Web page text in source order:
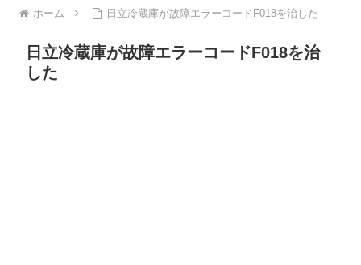
ホーム 日立冷蔵庫が故障エラーコードF018を治した
日立冷蔵庫が故障エラーコードF018を治
した